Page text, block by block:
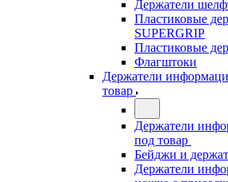
Держатели
Пластиковые
SUPERGRIP
Пластиковые
Флагштоки
Держатели
товар
Держатели
под товар
Бейджи и
Держатели